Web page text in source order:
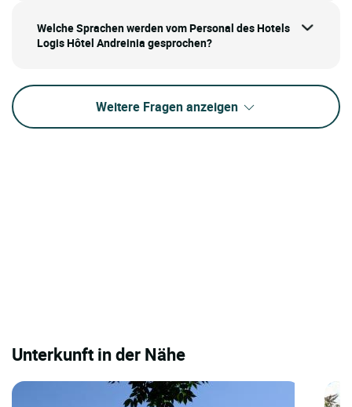
Welche Sprachen werden vom Personal des Hotels
Logis Hôtel Andreinia gesprochen?
Weitere Fragen anzeigen
Unterkunft in der Nähe